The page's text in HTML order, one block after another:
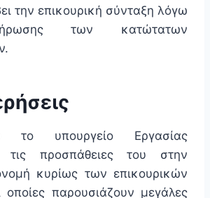
την επικουρική σύνταξη λόγω
των κατώτατων
το υπουργείο Εργασίας
τις προσπάθειες του στην
κυρίως των επικουρικών
παρουσιάζουν μεγάλες